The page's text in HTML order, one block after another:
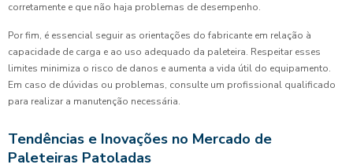
corretamente e que não haja problemas de desempenho.
Por fim, é essencial seguir as orientações do fabricante em relação à
capacidade de carga e ao uso adequado da paleteira. Respeitar esses
limites minimiza o risco de danos e aumenta a vida útil do equipamento.
Em caso de dúvidas ou problemas, consulte um profissional qualificado
para realizar a manutenção necessária.
Tendências e Inovações no Mercado de
Paleteiras Patoladas